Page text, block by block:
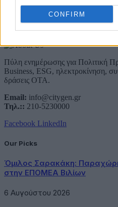
CONFIRM
About Us
Πύλη ενημέρωσης για Πολιτική
Business, ESG, ηλεκτροκίνηση,
δράσεις ΟΤΑ.
Email: info@citygen.gr
Τηλ.:: 210-5230000
Facebook LinkedIn
Our Picks
Όμιλος Σαρακάκη:
στην ΕΠΟΜΕΑ Βιλίων
6 Αυγούστου 2026